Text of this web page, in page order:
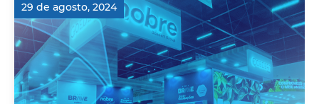
29 de agosto, 2024